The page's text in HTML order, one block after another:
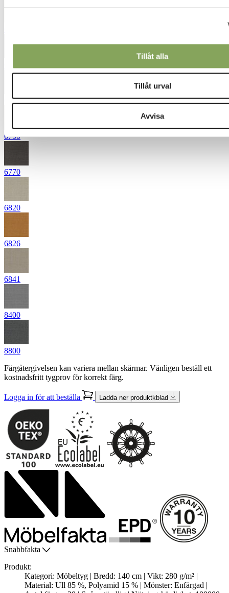
Tillåt alla
Tillåt urval
Avvisa
6740
6750
6770
6820
6826
6841
8400
8800
Färgåtergivelsen kan variera mellan skärmar. Vänligen beställ ett
kostnadsfritt tygprov för korrekt färg.
Logga in för att beställa Ladda ner produktkblad
Snabbfakta
Produkt:
Kategori: Möbeltyg | Bredd: 140 cm | Vikt: 280 g/m² |
Material: Ull 85 %, Polyamid 15 % | Mönster: Enfärgad |